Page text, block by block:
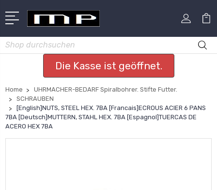
Suchen
Die Kasse ist geöffnet.
Home
UHRMACHER-BEDARF Spiralbohrer. Stifte Futter.
SCHRAUBEN
[English]NUTS, STEEL HEX. 7BA [Francais]ECROUS ACIER 6 PANS
7BA [Deutsch]MUTTERN, STAHL HEX. 7BA [Espagnol]TUERCAS DE
ACERO HEX 7BA